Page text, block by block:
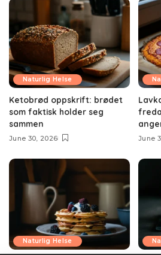
Naturlig Helse
Ketobrød oppskrift: brødet
som faktisk holder seg
sammen
June 30, 2026 June
Naturlig Helse